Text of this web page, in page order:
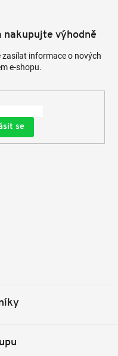
nakupujte výhodně
zasílat informace o nových
e-shopu.
se